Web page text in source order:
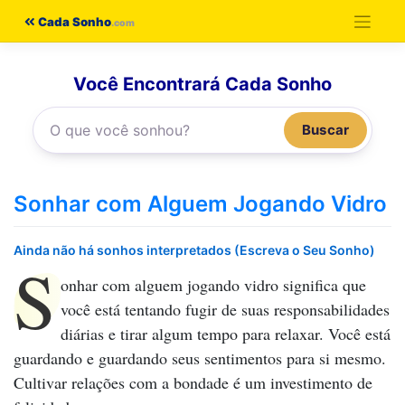
Cada Sonho
Você Encontrará Cada Sonho
Buscar
Sonhar com Alguem Jogando Vidro
Ainda não há sonhos interpretados (Escreva o Seu Sonho)
S onhar com alguem jogando vidro significa que
você está tentando fugir de suas responsabilidades
diárias e tirar algum tempo para relaxar. Você está
guardando e guardando seus sentimentos para si mesmo.
Cultivar relações com a bondade é um investimento de